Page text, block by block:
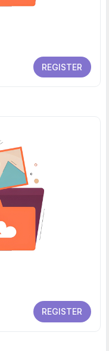
REGISTER
REGISTER